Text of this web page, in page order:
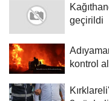
geçirildi
kontrol